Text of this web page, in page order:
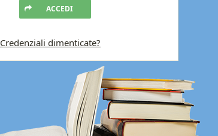
ACCEDI
Credenziali dimenticate?